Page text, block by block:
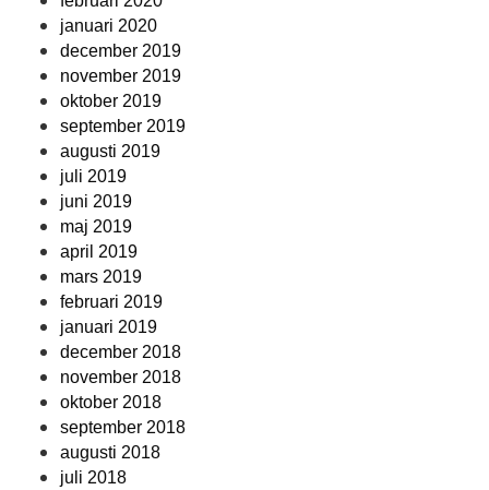
januari 2020
december 2019
november 2019
oktober 2019
september 2019
augusti 2019
juli 2019
juni 2019
maj 2019
april 2019
mars 2019
februari 2019
januari 2019
december 2018
november 2018
oktober 2018
september 2018
augusti 2018
juli 2018